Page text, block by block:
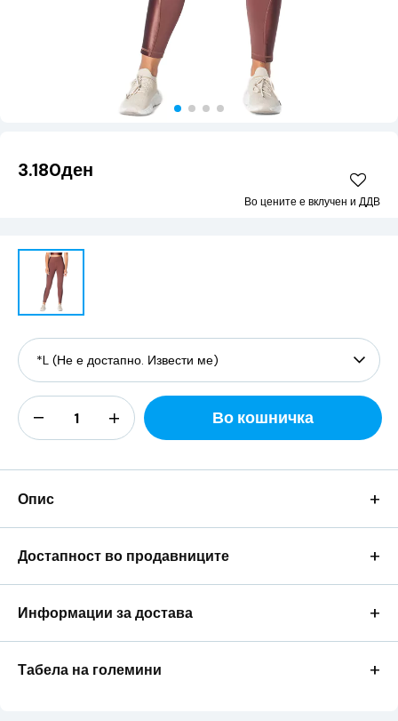
3.180ден
Во цените е вклучен и ДДВ
Во кошничка
Опис +
Достапност во продавниците +
Информации за достава +
Табела на големини +